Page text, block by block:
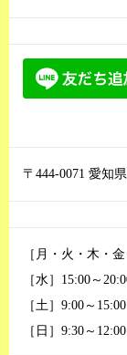
〒444-0071 愛知
［月・火・木・
［水］15:00～
［土］9:00～15:00
［日］9:30～12:00